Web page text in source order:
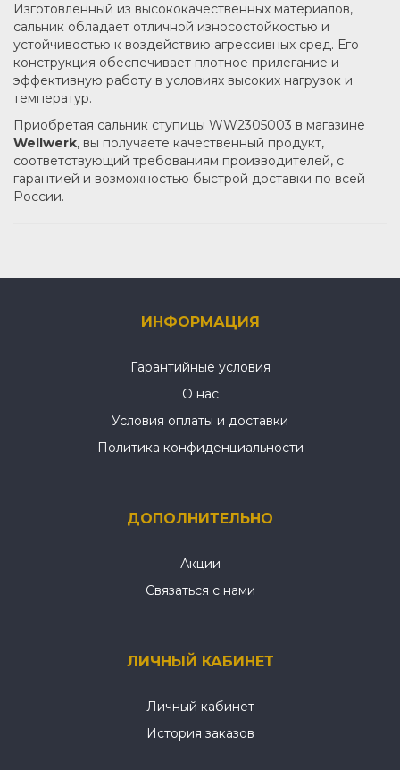
Изготовленный из высококачественных материалов,
сальник обладает отличной износостойкостью и
устойчивостью к воздействию агрессивных сред. Его
конструкция обеспечивает плотное прилегание и
эффективную работу в условиях высоких нагрузок и
температур.
Приобретая сальник ступицы WW2305003 в магазине
Wellwerk, вы получаете качественный продукт,
соответствующий требованиям производителей, с
гарантией и возможностью быстрой доставки по всей
России.
ИНФОРМАЦИЯ
Гарантийные условия
О нас
Условия оплаты и доставки
Политика конфиденциальности
ДОПОЛНИТЕЛЬНО
Акции
Связаться с нами
ЛИЧНЫЙ КАБИНЕТ
Личный кабинет
История заказов